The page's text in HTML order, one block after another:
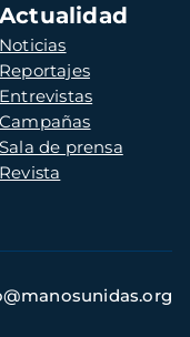
Actualidad
Noticias
Reportajes
Entrevistas
Campañas
Sala de prensa
Revista